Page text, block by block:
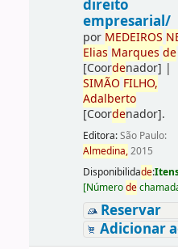
direito
empresarial/
por MEDEIROS
Elias Marques de
[Coordenador] |
SIMÃO FILHO,
Adalberto
[Coordenador].
Editora:São Paulo:
Almedina,2015
Disponibilidade:
[Númerode
Reservar
Adicionar